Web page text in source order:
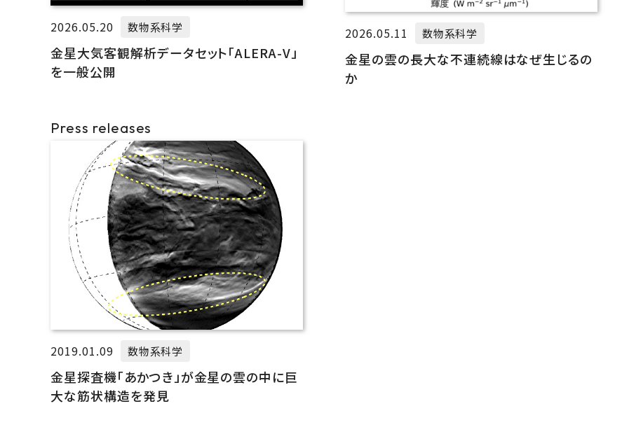
2026.05.20 数物系科学
金星大気客観解析データセット「ALERA-V」
を一般公開
2026.05.11 数物系科学
金星の雲の長大な不連続線はなぜ生じるの
か
Press releases
2019.01.09 数物系科学
金星探査機「あかつき」が金星の雲の中に巨
大な筋状構造を発見